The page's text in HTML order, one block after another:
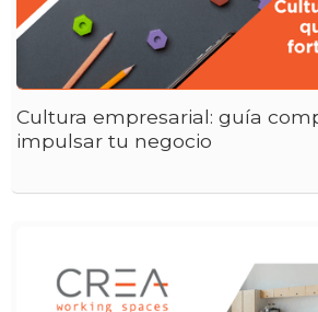
Cultura empresarial: guía
impulsar tu negocio